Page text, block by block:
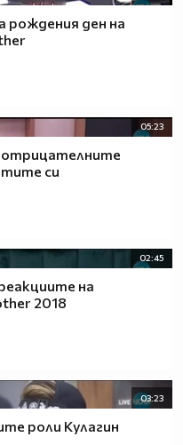
рождения ден на
05:23
отрицателните
си
02:45
на
2018
03:23
роли Кулагин